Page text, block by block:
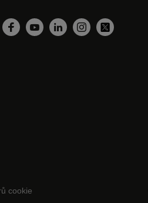
Facebook
YouTubeLinkedInInstagram
Twitter
cookie